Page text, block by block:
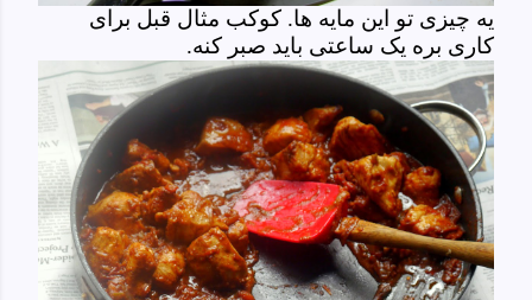
یه چیزی تو این مایه ها. کوکب مثال قبل برای
کاری بره یک ساعتی باید صبر کنه.